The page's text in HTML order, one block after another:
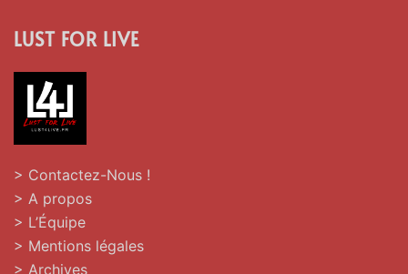
LUST FOR LIVE
> Contactez-Nous !
> A propos
> L’Équipe
> Mentions légales
> Archives